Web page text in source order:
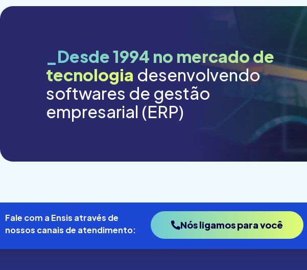
_Desde 1994 no mercado de
tecnologia desenvolvendo
softwares de gestão
empresarial (ERP)
Fale com a Ensis através de
nossos canais de atendimento:
Nós ligamos para você